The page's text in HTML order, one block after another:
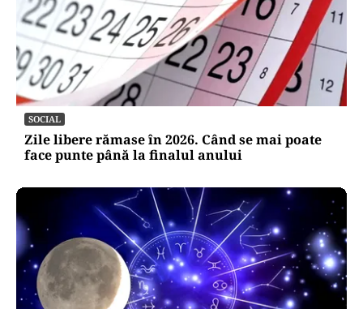
SOCIAL
Zile libere rămase în 2026. Când se mai poate
face punte până la finalul anului